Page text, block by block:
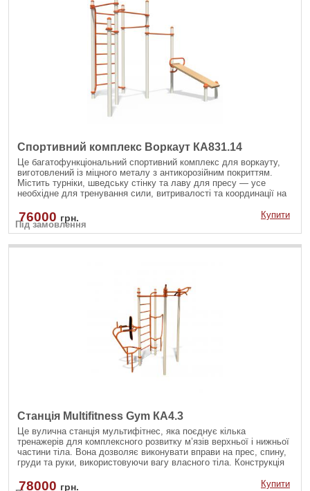
Спортивний комплекс Воркаут КА831.14
Це багатофункціональний спортивний комплекс для воркауту,
виготовлений із міцного металу з антикорозійним покриттям.
Містить турніки, шведську стінку та лаву для пресу — усе
необхідне для тренування сили, витривалості та координації на
і підлітків.
Під замовлення
76000 грн. Купити
Станція Multifitness Gym КА4.3
Це вулична станція мультифітнес, яка поєднує кілька
тренажерів для комплексного розвитку м’язів верхньої і нижньої
частини тіла. Вона дозволяє виконувати вправи на прес, спину,
груди та руки, використовуючи вагу власного тіла. Конструкція
встановлення у дворах, парках чи на спортивних майданчиках.
78000 грн. Купити